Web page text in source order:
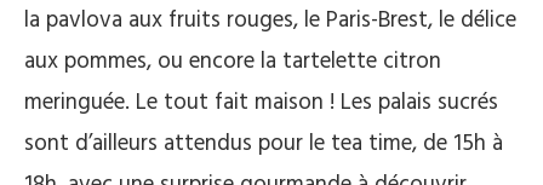
la pavlova aux fruits rouges, le Paris-Brest, le délice
aux pommes, ou encore la tartelette citron
meringuée. Le tout fait maison ! Les palais sucrés
sont d’ailleurs attendus pour le tea time, de 15h à